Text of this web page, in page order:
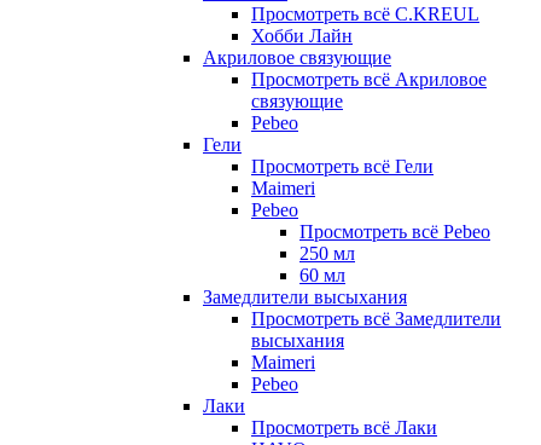
Просмотреть всё C.KREUL
Хобби Лайн
Акриловое связующие
Просмотреть всё Акриловое
связующие
Pebeo
Гели
Просмотреть всё Гели
Maimeri
Pebeo
Просмотреть всё Pebeo
250 мл
60 мл
Замедлители высыхания
Просмотреть всё Замедлители
высыхания
Maimeri
Pebeo
Лаки
Просмотреть всё Лаки